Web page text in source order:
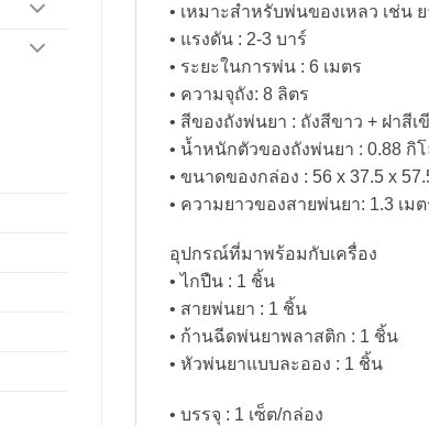
• เหมาะสำหรับพ่นของเหลว เช่น
• แรงดัน : 2-3 บาร์
• ระยะในการพ่น : 6 เมตร
• ความจุถัง: 8 ลิตร
• สีของถังพ่นยา : ถังสีขาว + ฝาสีเ
• น้ำหนักตัวของถังพ่นยา : 0.88 กิ
• ขนาดของกล่อง : 56 x 37.5 x
• ความยาวของสายพ่นยา: 1.3 เมต
อุปกรณ์ที่มาพร้อมกับเครื่อง
• ไกปืน : 1 ชิ้น
• สายพ่นยา : 1 ชิ้น
• ก้านฉีดพ่นยาพลาสติก : 1 ชิ้น
• หัวพ่นยาแบบละออง : 1 ชิ้น
• บรรจุ : 1 เซ็ต/กล่อง